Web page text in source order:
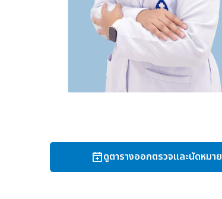
ดูตารางออกตรวจและนัดหมาย